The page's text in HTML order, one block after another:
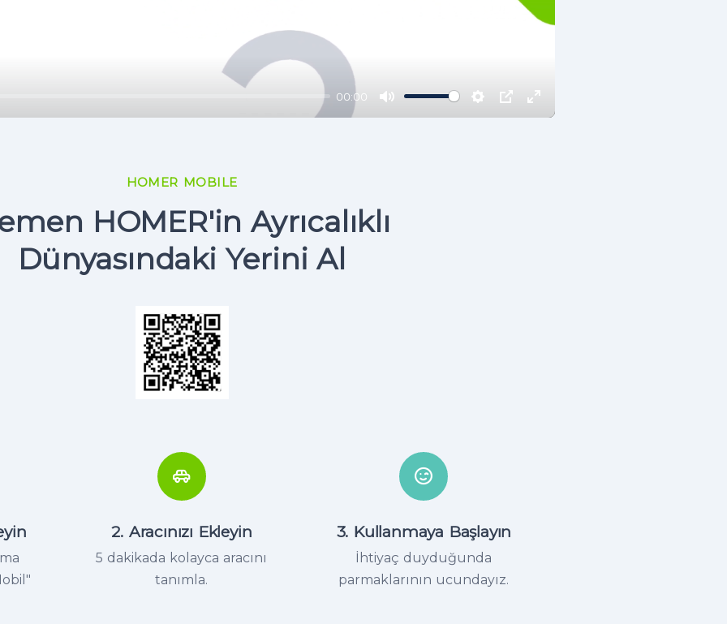
00:00
Mute Settings
PIP Enter
HOMER MOBILE
HOMER'in Ayrıcalıklı
Dünyasındaki Yerini Al
2. Aracınızı Ekleyin
5 dakikada kolayca aracını
tanımla.
3. Kullanmaya Başlayın
İhtiyaç duyduğunda
parmaklarının ucundayız.